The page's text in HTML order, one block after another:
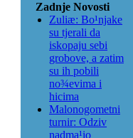
Zadnje Novosti
Zuliæ: Bo¹njake
su tjerali da
iskopaju sebi
grobove, a zatim
su ih pobili
no¾evima i
hicima
Malonogometni
turnir: Odziv
nadma¹io